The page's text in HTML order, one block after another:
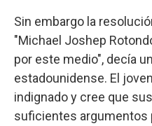
Sin embargo la
"Michael Joshep
por este medio", decía
estadounidense. El
indignado y cree que
suficientes argumentos